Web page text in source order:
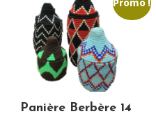
Panière Berbère 14